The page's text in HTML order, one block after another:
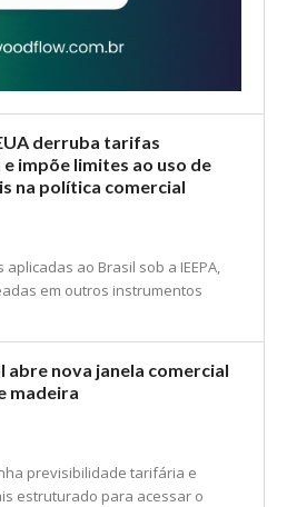
derruba tarifas
impõe limites ao uso de
na política comercial
ao Brasil sob a IEEPA,
em outros instrumentos
abre nova janela comercial
madeira
previsibilidade tarifária e
estruturado para acessar o